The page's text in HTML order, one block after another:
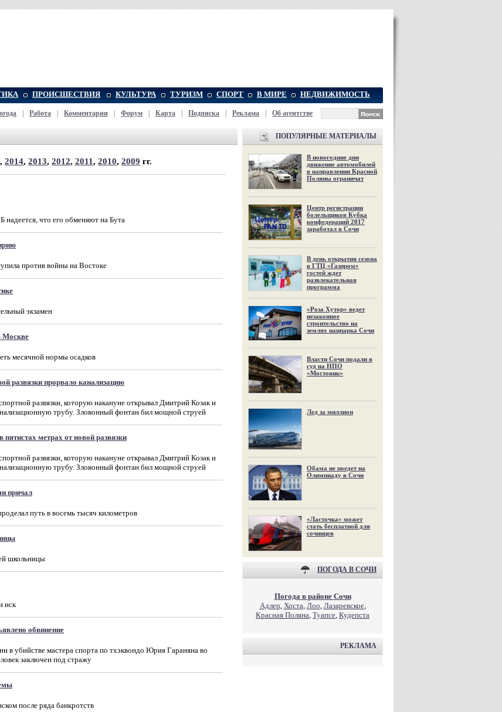
ПРОИСШЕСТВИЯ КУЛЬТУРА ТУРИЗМ СПОРТ В МИРЕ НЕДВИЖИМОСТЬ
Работа Комментарии Форум Карта Подписка Реклама Об агентстве
, 2014, 2013, 2012, 2011, 2010, 2009 гг.
что его обменяют на Бута
против войны на Востоке
экзамен
Москве
месячной нормы осадков
развязки прорвало канализацию
развязки, которую накануне открывал Дмитрий Козак и
трубу. Зловонный фонтан бил мощной струей
метрах от новой развязки
развязки, которую накануне открывал Дмитрий Козак и
трубу. Зловонный фонтан бил мощной струей
причал
путь в восемь тысяч километров
школьницы
иск
обвинение
в убийстве мастера спорта по тхэквондо Юрия Гараняна во
заключен под стражу
после ряда банкротств
ПОПУЛЯРНЫЕ МАТЕРИАЛЫ
В новогодние дни
движение автомобилей
в направлении Красной
Поляны ограничат
Центр регистрации
болельщиков Кубка
конфедераций 2017
заработал в Сочи
В день открытия сезона
в ГТЦ «Газпром»
гостей ждет
развлекательная
программа
«Роза Хутор» ведет
незаконное
строительство на
землях нацпарка Сочи
Власти Сочи подали в
суд на НПО
«Мостовик»
Лед за миллион
Обама не поедет на
Олимпиаду в Сочи
«Ласточка» может
стать бесплатной для
сочинцев
ПОГОДА В СОЧИ
Погода в районе Сочи
Адлер, Хоста, Лоо, Лазаревское,
Красная Поляна, Туапсе, Кудепста
РЕКЛАМА